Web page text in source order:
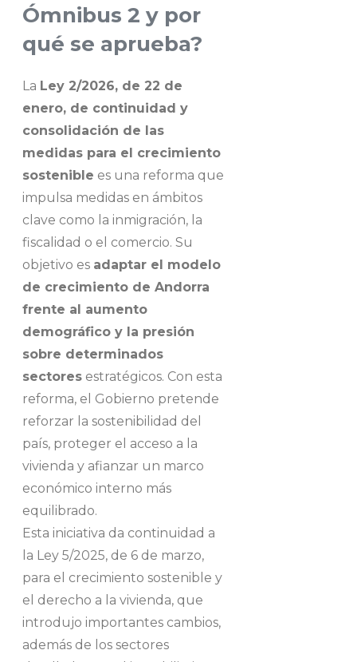
Ómnibus 2 y por
qué se aprueba?
La Ley 2/2026, de 22 de
enero, de continuidad y
consolidación de las
medidas para el crecimiento
sostenible es una reforma que
impulsa medidas en ámbitos
clave como la inmigración, la
fiscalidad o el comercio. Su
objetivo es adaptar el modelo
de crecimiento de Andorra
frente al aumento
demográfico y la presión
sobre determinados
sectores estratégicos. Con esta
reforma, el Gobierno pretende
reforzar la sostenibilidad del
país, proteger el acceso a la
vivienda y afianzar un marco
económico interno más
equilibrado.
Esta iniciativa da continuidad a
la Ley 5/2025, de 6 de marzo,
para el crecimiento sostenible y
el derecho a la vivienda, que
introdujo importantes cambios,
además de los sectores